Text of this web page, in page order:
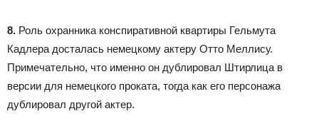
8. Роль охранника конспиративной квартиры Гельмута
Кадлера досталась немецкому актеру Отто Меллису.
Примечательно, что именно он дублировал Штирлица в
версии для немецкого проката, тогда как его персонажа
дублировал другой актер.